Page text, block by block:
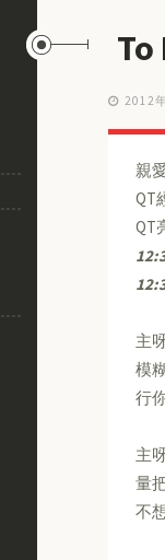
2012
親
QT
QT
主
模
行
主
量
不